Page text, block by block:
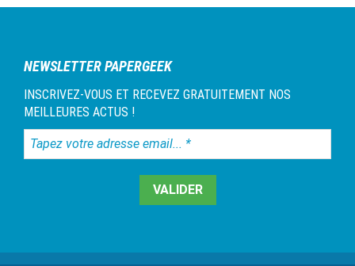
NEWSLETTER PAPERGEEK
INSCRIVEZ-VOUS ET RECEVEZ GRATUITEMENT NOS
MEILLEURES ACTUS !
Tapez
votre